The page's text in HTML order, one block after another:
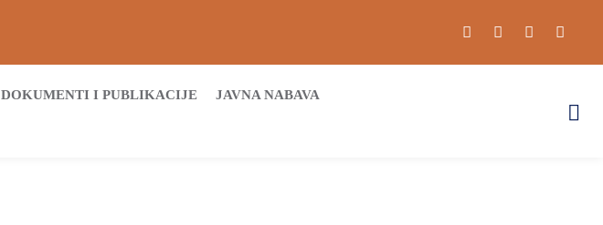
DOKUMENTI I PUBLIKACIJE JAVNA NABAVA